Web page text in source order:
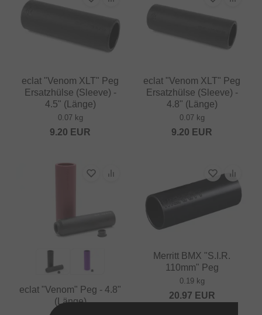
eclat "Venom XLT" Peg
Ersatzhülse (Sleeve) -
4.5" (Länge)
0.07 kg
9.20 EUR
eclat "Venom XLT" Peg
Ersatzhülse (Sleeve) -
4.8" (Länge)
0.07 kg
9.20 EUR
eclat "Venom" Peg - 4.8"
(Länge)
Merritt BMX "S.I.R.
110mm" Peg
0.19 kg
20.97 EUR